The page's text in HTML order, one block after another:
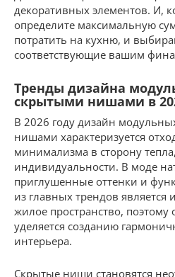
декоративных элементов. И,
определите максимальную
потратить на кухню, и
соответствующие вашим
Тренды дизайна
скрытыми нишами в
В 2026 году дизайн
нишами характеризуется
минимализма в сторону
индивидуальности. В моде
приглушенные оттенки и
из главных трендов является
жилое пространство,
уделяется созданию
интерьера.
Скрытые ниши становятся